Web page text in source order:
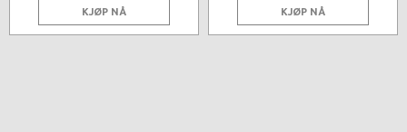
KJØP NÅ KJØP NÅ